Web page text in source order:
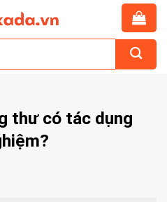
thư có tác dụng